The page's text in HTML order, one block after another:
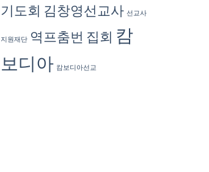
10
월)
안
(2025
월)
기도회 김창영선교사 선교사
지원재단 역프춤번 집회 캄
보디아 캄보디아선교